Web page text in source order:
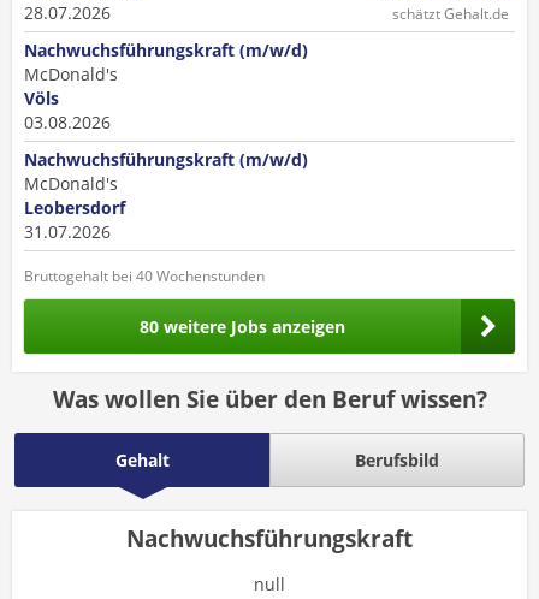
28.07.2026
schätzt Gehalt.de
Nachwuchsführungskraft (m/w/d)
McDonald's
Völs
03.08.2026
Nachwuchsführungskraft (m/w/d)
McDonald's
Leobersdorf
31.07.2026
Bruttogehalt bei 40 Wochenstunden
80 weitere Jobs anzeigen
Was wollen Sie über den Beruf wissen?
Gehalt Berufsbild
Nachwuchsführungskraft
null